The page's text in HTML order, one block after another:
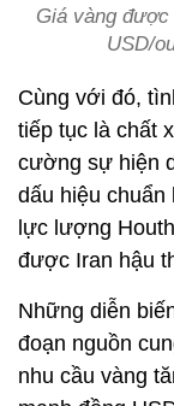
Giá vàng
USD/
Cùng với đó,
tiếp tục là chất
cường sự hiện
dấu hiệu chuẩn
lực lượng
được Iran hậu
Những diễn
đoạn nguồn
nhu cầu vàng